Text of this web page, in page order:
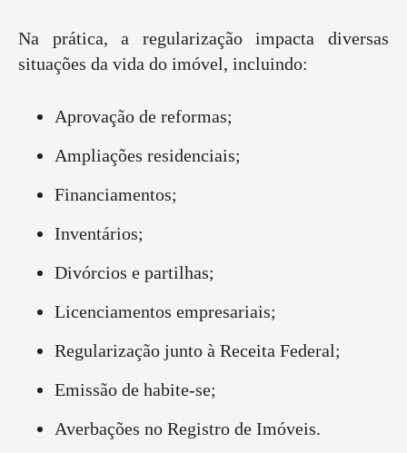
Na prática, a regularização impacta diversas
situações da vida do imóvel, incluindo:
Aprovação de reformas;
Ampliações residenciais;
Financiamentos;
Inventários;
Divórcios e partilhas;
Licenciamentos empresariais;
Regularização junto à Receita Federal;
Emissão de habite-se;
Averbações no Registro de Imóveis.